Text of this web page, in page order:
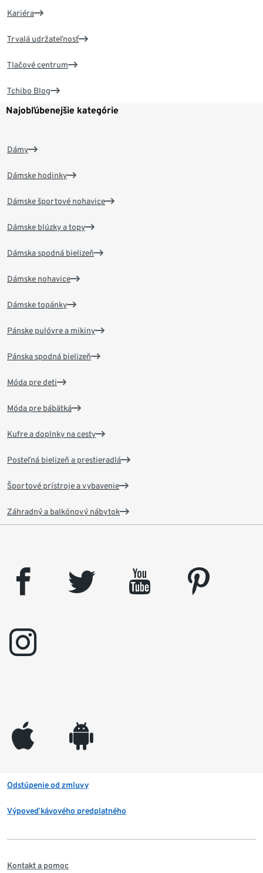
Kariéra
Trvalá udržateľnosť
Tlačové centrum
Tchibo Blog
Najobľúbenejšie kategórie
Dámy
Dámske hodinky
Dámske športové nohavice
Dámske blúzky a topy
Dámska spodná bielizeň
Dámske nohavice
Dámske topánky
Pánske pulóvre a mikiny
Pánska spodná bielizeň
Móda pre deti
Móda pre bábätká
Kufre a doplnky na cesty
Posteľná bielizeň a prestieradlá
Športové prístroje a vybavenie
Záhradný a balkónový nábytok
facebook twitter youtube
pinterest
instagram
appleinc android
Odstúpenie od zmluvy
Výpoveď kávového predplatného
Kontakt a pomoc